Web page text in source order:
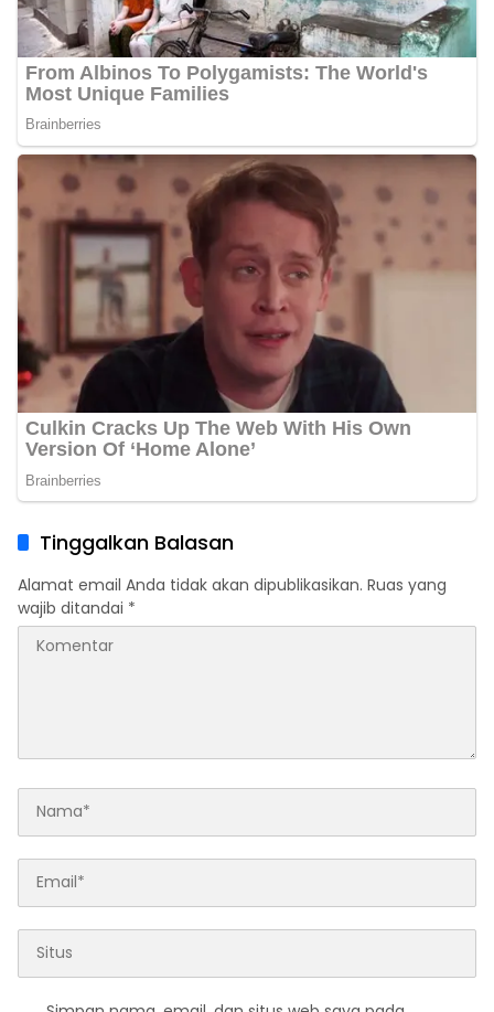
Tinggalkan Balasan
Alamat email Anda tidak akan dipublikasikan. Ruas yang
wajib ditandai *